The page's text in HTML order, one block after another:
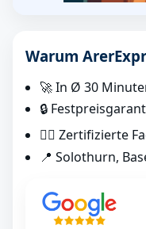
Warum
🚀 In Ø 30
🔒
👷‍♂️ Zertifizierte
📍 Solothurn,